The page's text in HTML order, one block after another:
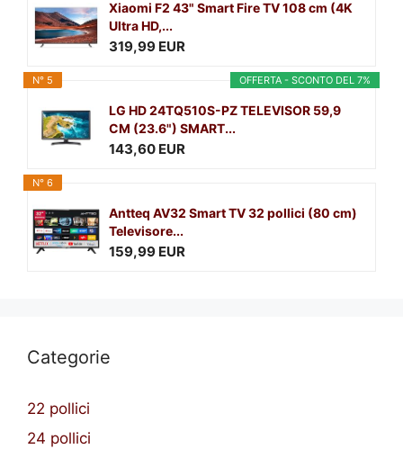
Xiaomi F2 43" Smart Fire TV 108 cm (4K
Ultra HD,...
319,99 EUR
OFFERTA - SCONTO DEL 7%
N° 5
LG HD 24TQ510S-PZ TELEVISOR 59,9
CM (23.6") SMART...
143,60 EUR
N° 6
Antteq AV32 Smart TV 32 pollici (80 cm)
Televisore...
159,99 EUR
Categorie
22 pollici
24 pollici